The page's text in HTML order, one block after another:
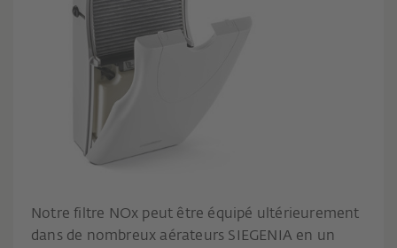
Notre filtre NOx peut être équipé ultérieurement
dans de nombreux aérateurs SIEGENIA en un